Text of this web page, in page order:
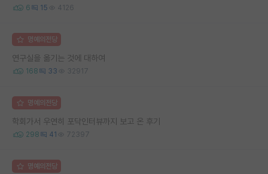
6 15 4126
명예의전당
연구실을 옮기는 것에 대하여
168 33 32917
명예의전당
학회가서 우연히 포닥인터뷰까지 보고 온 후기
298 41 72397
명예의전당